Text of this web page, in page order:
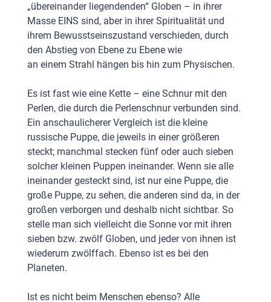
„übereinander liegendenden“ Globen – in ihrer
Masse EINS sind, aber in ihrer Spiritualität und
ihrem Bewusstseinszustand verschieden, durch
den Abstieg von Ebene zu Ebene wie
an einem Strahl hängen bis hin zum Physischen.
Es ist fast wie eine Kette – eine Schnur mit den
Perlen, die durch die Perlenschnur verbunden sind.
Ein anschaulicherer Vergleich ist die kleine
russische Puppe, die jeweils in einer größeren
steckt; manchmal stecken fünf oder auch sieben
solcher kleinen Puppen ineinander. Wenn sie alle
ineinander gesteckt sind, ist nur eine Puppe, die
große Puppe, zu sehen, die anderen sind da, in der
großen verborgen und deshalb nicht sichtbar. So
stelle man sich vielleicht die Sonne vor mit ihren
sieben bzw. zwölf Globen, und jeder von ihnen ist
wiederum zwölffach. Ebenso ist es bei den
Planeten.
Ist es nicht beim Menschen ebenso? Alle